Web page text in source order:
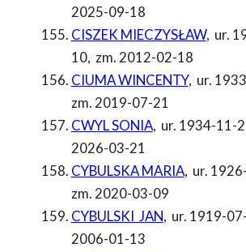
2025-09-18
CISZEK MIECZYSŁAW, ur.
10, zm. 2012-02-18
CIUMA WINCENTY, ur.
zm. 2019-07-21
CWYL SONIA, ur. 1934-11-
2026-03-21
CYBULSKA MARIA, ur.
zm. 2020-03-09
CYBULSKI JAN, ur. 1919-
2006-01-13